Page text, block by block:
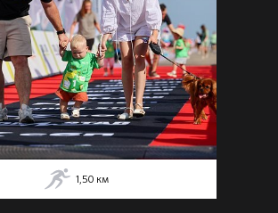
1,50 км